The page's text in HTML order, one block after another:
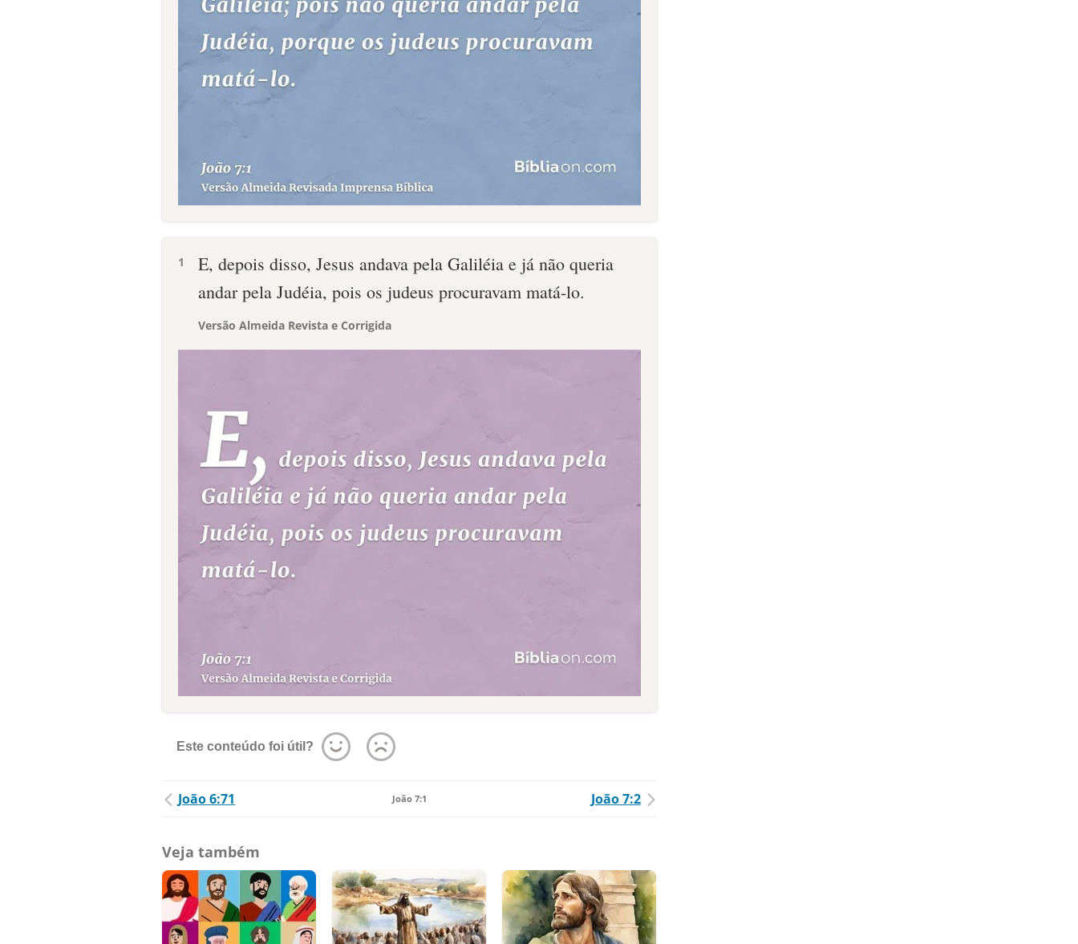
1
E, depois disso, Jesus andava pela Galiléia e já não queria
andar pela Judéia, pois os judeus procuravam matá-lo.
Versão Almeida Revista e Corrigida
Este conteúdo foi útil?
João 6:71 João 7:1 João 7:2
Veja também